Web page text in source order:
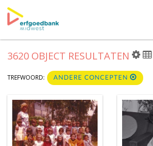
3620 OBJECT RESULTATEN
TREFWOORD: ANDERE CONCEPTEN